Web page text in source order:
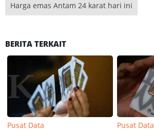
Harga emas Antam 24 karat hari ini
BERITA TERKAIT
Pusat Data Pusat Data